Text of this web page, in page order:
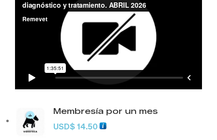
Membresía por un mes
USD$ 14.50